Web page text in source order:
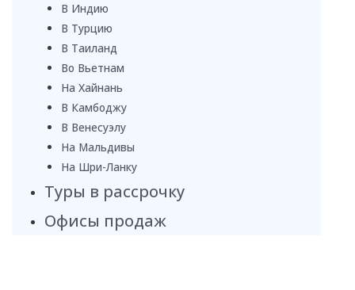
В Индию
В Турцию
В Таиланд
Во Вьетнам
На Хайнань
В Камбоджу
В Венесуэлу
На Мальдивы
На Шри-Ланку
Туры в рассрочку
Офисы продаж